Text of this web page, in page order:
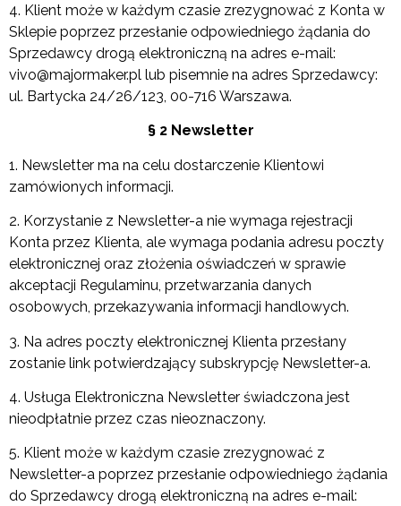
4. Klient może w każdym czasie zrezygnować z Konta w
Sklepie poprzez przesłanie odpowiedniego żądania do
Sprzedawcy drogą elektroniczną na adres e-mail:
vivo@majormaker.pl lub pisemnie na adres Sprzedawcy:
ul. Bartycka 24/26/123, 00-716 Warszawa.
§ 2 Newsletter
1. Newsletter ma na celu dostarczenie Klientowi
zamówionych informacji.
2. Korzystanie z Newsletter-a nie wymaga rejestracji
Konta przez Klienta, ale wymaga podania adresu poczty
elektronicznej oraz złożenia oświadczeń w sprawie
akceptacji Regulaminu, przetwarzania danych
osobowych, przekazywania informacji handlowych.
3. Na adres poczty elektronicznej Klienta przesłany
zostanie link potwierdzający subskrypcję Newsletter-a.
4. Usługa Elektroniczna Newsletter świadczona jest
nieodpłatnie przez czas nieoznaczony.
5. Klient może w każdym czasie zrezygnować z
Newsletter-a poprzez przesłanie odpowiedniego żądania
do Sprzedawcy drogą elektroniczną na adres e-mail: